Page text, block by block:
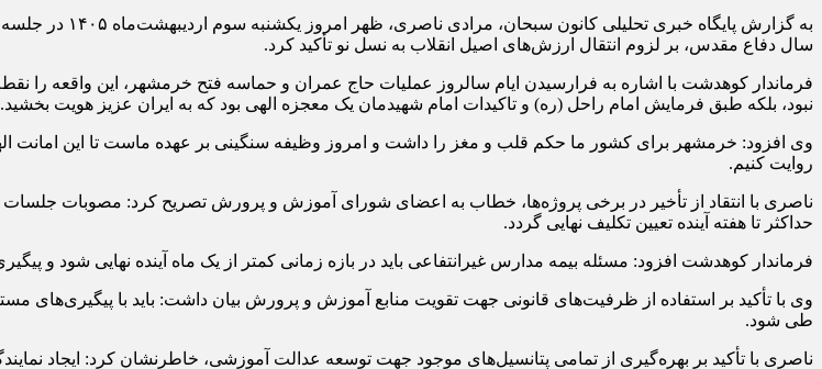
به گزارش
سال دفاع مقدس، بر لزوم انتقال ارزش‌های اصیل انقلاب به نسل نو تأکید کرد.
فرماندار کوهدشت با اشاره به فرارسیدن ایام سالروز عملیات حاج عمران و حماسه فتح خرمشهر، این واقعه
نبود، بلکه طبق فرمایش امام راحل (ره) و تاکیدات امام شهیدمان یک معجزه الهی بود که به ایران عزیز هویت بخشید.
وی افزود: خرمشهر برای کشور ما حکم قلب و مغز را داشت و امروز وظیفه سنگینی بر عهده ماست تا این
روایت کنیم.
ناصری با انتقاد از تأخیر در برخی پروژه‌ها، خطاب به اعضای شورای آموزش و پرورش تصریح کرد: مصوبات جلسات
حداکثر تا هفته آینده تعیین تکلیف نهایی گردد.
فرماندار کوهدشت افزود: مسئله بیمه مدارس غیرانتفاعی باید در بازه زمانی کمتر از یک ماه آینده نهایی شود و
وی با تأکید بر استفاده از ظرفیت‌های قانونی جهت تقویت منابع آموزش و پرورش بیان داشت: باید با پیگیری‌های
طی شود.
ناصری با تأکید بر بهره‌گیری از تمامی پتانسیل‌های موجود جهت توسعه عدالت آموزشی، خاطرنشان کرد: ایجاد